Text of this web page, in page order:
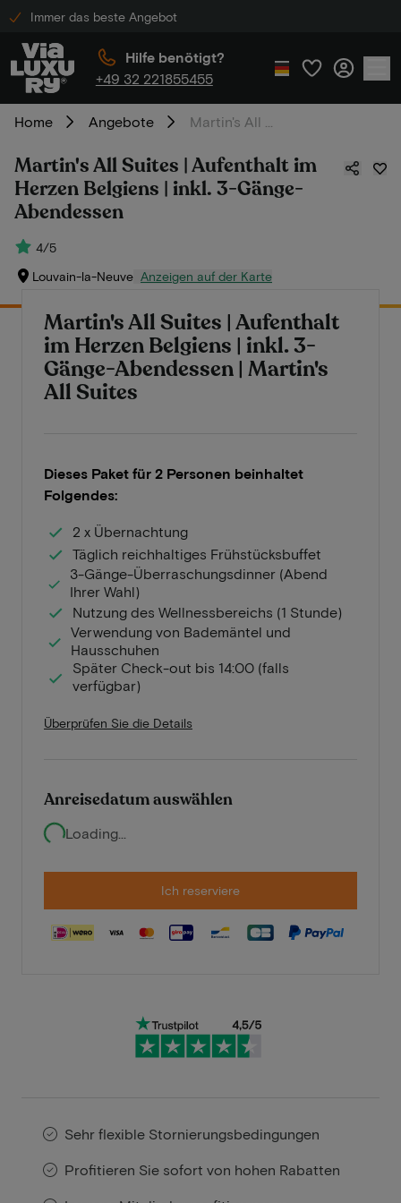
Immer das beste Angebot
Hilfe benötigt?
+49 32 221855455
Home Angebote
Martin's All Suites | Aufenthalt im
Herzen Belgiens | inkl. 3-Gänge-
Abendessen
4/5
Louvain-la-Neuve Anzeigen auf der Karte
Martin's All Suites | Aufenthalt
im Herzen Belgiens | inkl. 3-
Gänge-Abendessen | Martin's
All Suites
Dieses Paket für 2 Personen beinhaltet
Folgendes:
2 x Übernachtung
Täglich reichhaltiges Frühstücksbuffet
3-Gänge-Überraschungsdinner (Abend
Ihrer Wahl)
Nutzung des Wellnessbereichs (1 Stunde)
Verwendung von Bademäntel und
Hausschuhen
Später Check-out bis 14:00 (falls
verfügbar)
Überprüfen Sie die Details
Anreisedatum auswählen
Loading...
Ich reserviere
Sehr flexible Stornierungsbedingungen
Profitieren Sie sofort von hohen Rabatten